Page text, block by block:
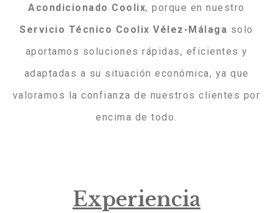
Acondicionado Coolix, porque en nuestro
Servicio Técnico Coolix Vélez-Málaga solo
aportamos soluciones rápidas, eficientes y
adaptadas a su situación económica, ya que
valoramos la confianza de nuestros clientes por
encima de todo.
Experiencia